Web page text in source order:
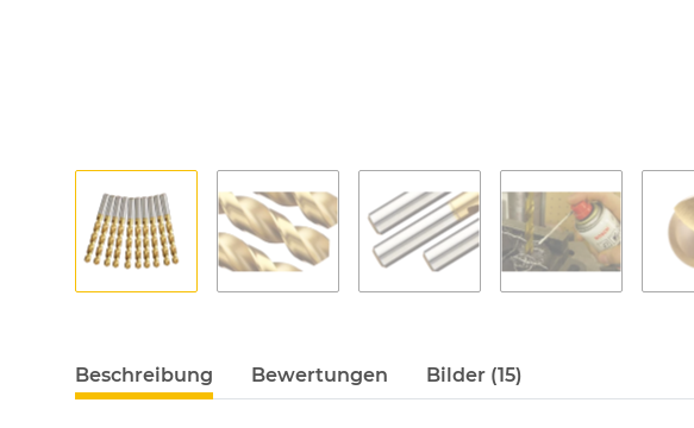
Beschreibung Bewertungen Bilder (15)